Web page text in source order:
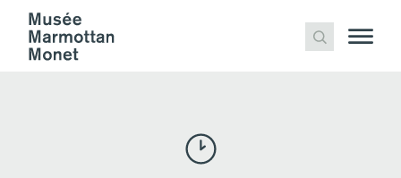
MAGNET
Publié
anima 2 décembre 2020